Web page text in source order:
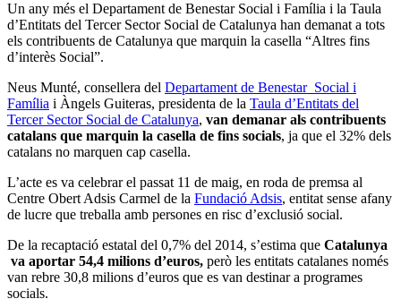
Un any més el Departament de Benestar Social i Família i la Taula
d’Entitats del Tercer Sector Social de Catalunya han demanat a tots
els contribuents de Catalunya que marquin la casella “Altres fins
d’interès Social”.
Neus Munté, consellera del Departament de Benestar Social i
Família i Àngels Guiteras, presidenta de la Taula d’Entitats del
Tercer Sector Social de Catalunya, van demanar als contribuents
catalans que marquin la casella de fins socials, ja que el 32% dels
catalans no marquen cap casella.
L’acte es va celebrar el passat 11 de maig, en roda de premsa al
Centre Obert Adsis Carmel de la Fundació Adsis, entitat sense afany
de lucre que treballa amb persones en risc d’exclusió social.
De la recaptació estatal del 0,7% del 2014, s’estima que Catalunya
va aportar 54,4 milions d’euros, però les entitats catalanes només
van rebre 30,8 milions d’euros que es van destinar a programes
socials.